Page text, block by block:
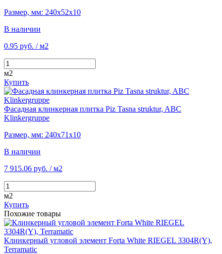
Размер, мм: 240х52х10
В наличии
0.95 руб. / м2
м2
Купить
Фасадная клинкерная плитка Piz Tasna struktur, ABC
Klinkergruppe
Размер, мм: 240х71х10
В наличии
7 915.06 руб. / м2
м2
Купить
Похожие товары
Клинкерный угловой элемент Forta White RIEGEL 3304R(Y),
Terramatic